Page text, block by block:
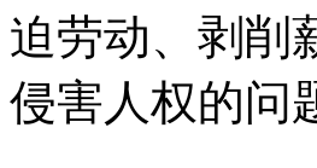
迫劳动、剥削
侵害人权的问